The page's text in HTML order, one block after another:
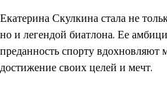
Екатерина Скулкина стала не
но и легендой биатлона. Ее
преданность спорту
достижение своих целей и мечт.